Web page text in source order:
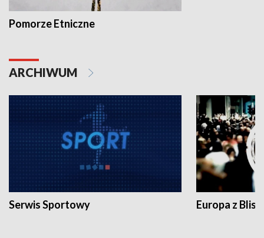
Pomorze Etniczne
ARCHIWUM
Serwis Sportowy Europa z